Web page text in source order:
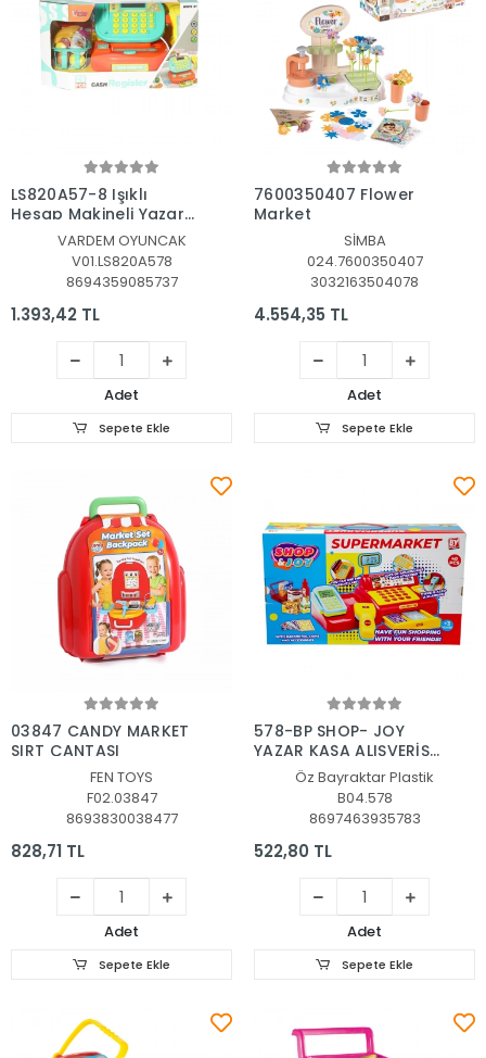
Sepete Ekle
LS820A57-8 Işıklı
Hesap Makineli Yazar
Kasa -Vardem
VARDEM OYUNCAK
V01.LS820A578
8694359085737
1.393,42 TL
Adet
Sepete Ekle
Sepete Ekle
7600350407 Flower
Market
SİMBA
024.7600350407
3032163504078
4.554,35 TL
Adet
Sepete Ekle
Sepete Ekle
03847 CANDY MARKET
SIRT ÇANTASI
FEN TOYS
F02.03847
8693830038477
828,71 TL
Adet
Sepete Ekle
Sepete Ekle
578-BP SHOP- JOY
YAZAR KASA ALIŞVERİŞ
Öz Bayraktar Plastik
B04.578
8697463935783
522,80 TL
Adet
Sepete Ekle